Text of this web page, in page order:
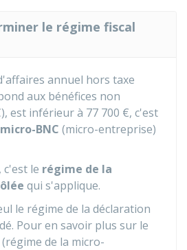
le régime fiscal
annuel hors taxe
aux bénéfices non
est inférieur à 77 700 €, c'est
BNC (micro-entreprise)
c'est le régime de la
qui s'applique.
le régime de la déclaration
Pour en savoir plus sur le
de la micro-